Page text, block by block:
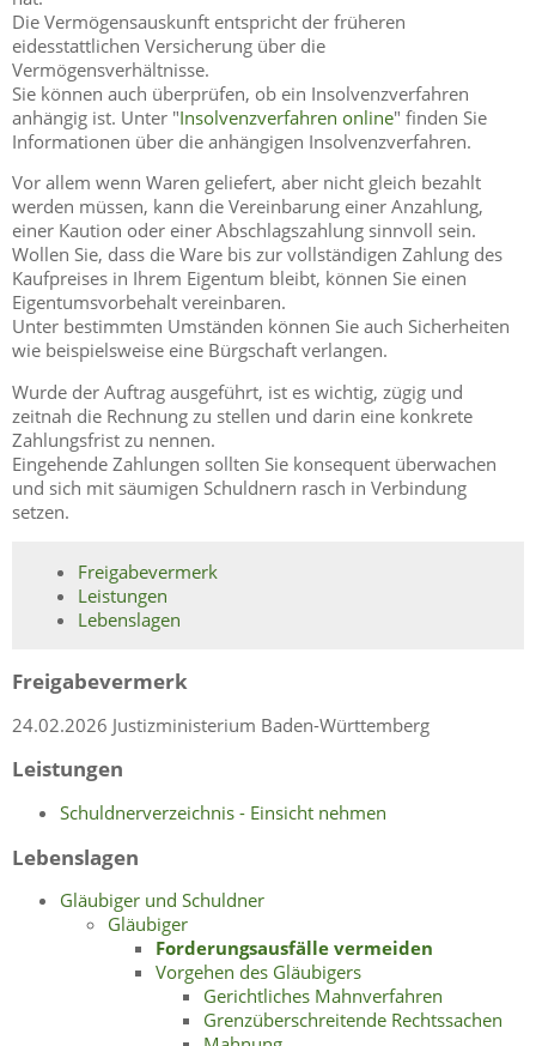
Die Vermögensauskunft entspricht der früheren
eidesstattlichen Versicherung über die
Vermögensverhältnisse.
Sie können auch überprüfen, ob ein Insolvenzverfahren
anhängig ist. Unter "Insolvenzverfahren online" finden Sie
Informationen über die anhängigen Insolvenzverfahren.
Vor allem wenn Waren geliefert, aber nicht gleich bezahlt
werden müssen, kann die Vereinbarung einer Anzahlung,
einer Kaution oder einer Abschlagszahlung sinnvoll sein.
Wollen Sie, dass die Ware bis zur vollständigen Zahlung des
Kaufpreises in Ihrem Eigentum bleibt, können Sie einen
Eigentumsvorbehalt vereinbaren.
Unter bestimmten Umständen können Sie auch Sicherheiten
wie beispielsweise eine Bürgschaft verlangen.
Wurde der Auftrag ausgeführt, ist es wichtig, zügig und
zeitnah die Rechnung zu stellen und darin eine konkrete
Zahlungsfrist zu nennen.
Eingehende Zahlungen sollten Sie konsequent überwachen
und sich mit säumigen Schuldnern rasch in Verbindung
setzen.
Freigabevermerk
Leistungen
Lebenslagen
Freigabevermerk
24.02.2026 Justizministerium Baden-Württemberg
Leistungen
Schuldnerverzeichnis - Einsicht nehmen
Lebenslagen
Gläubiger und Schuldner
Gläubiger
Forderungsausfälle vermeiden
Vorgehen des Gläubigers
Gerichtliches Mahnverfahren
Grenzüberschreitende Rechtssachen